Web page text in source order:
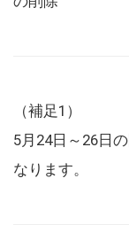
（補足1）
5月24日～26日
なります。